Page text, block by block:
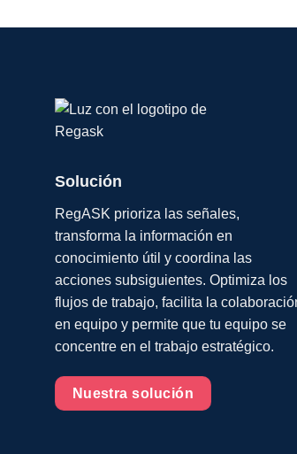
Solución
RegASK prioriza las señales,
transforma la información en
conocimiento útil y coordina las
acciones subsiguientes. Optimiza los
flujos de trabajo, facilita la
en equipo y permite que tu equipo se
concentre en el trabajo estratégico.
Nuestra solución